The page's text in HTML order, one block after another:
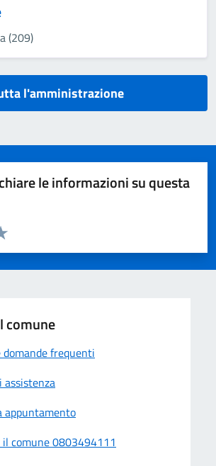
(209)
l'amministrazione
le informazioni su questa
pagina
5 stelle su 5
4 stelle su 5
su 5
su 5
5
comune
domande frequenti
assistenza
appuntamento
il comune 0803494111